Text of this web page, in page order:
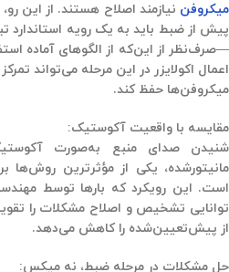
میکروفن نیازمند اصلاح هستند. از این
پیش از ضبط باید به یک رویه استاندارد
—صرف‌نظر از این‌که از الگوهای آماده
اعمال اکولایزر در این مرحله می‌تواند
میکروفن‌ها حفظ کند.
مقایسه با واقعیت آکوستیک:
شنیدن صدای منبع به‌صورت
مانیتورشده، یکی از مؤثرترین
است. این رویکرد که بارها توسط
توانایی تشخیص و اصلاح مشکلات را
از پیش‌تعیین‌شده را کاهش می‌دهد.
حل مشکلات در مرحله ضبط، نه میکس: